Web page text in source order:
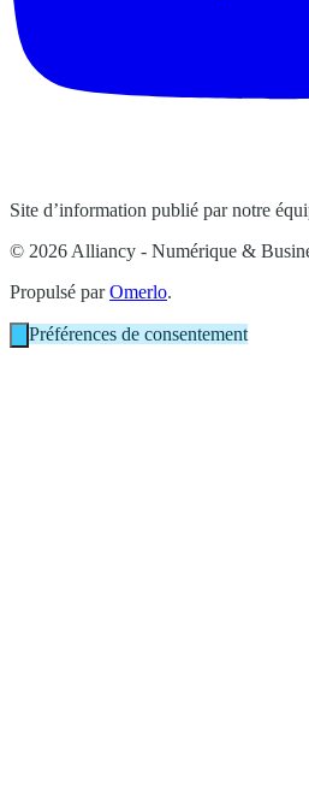
Site d’information publié par notre
© 2026 Alliancy - Numérique &
Propulsé parOmerlo.
Préférences de consentement